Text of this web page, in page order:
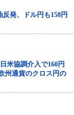
発、ドル円も158円
米協調介入で160円
州通貨のクロス円の